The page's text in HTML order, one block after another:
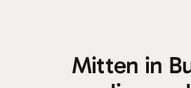
Mitten in